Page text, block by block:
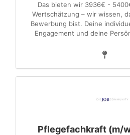
Das bieten wir 3936€ -
Wertschätzung – wir wissen,
Bewerbung bist. Deine
Engagement und deine
Pflegefachkraft (m/